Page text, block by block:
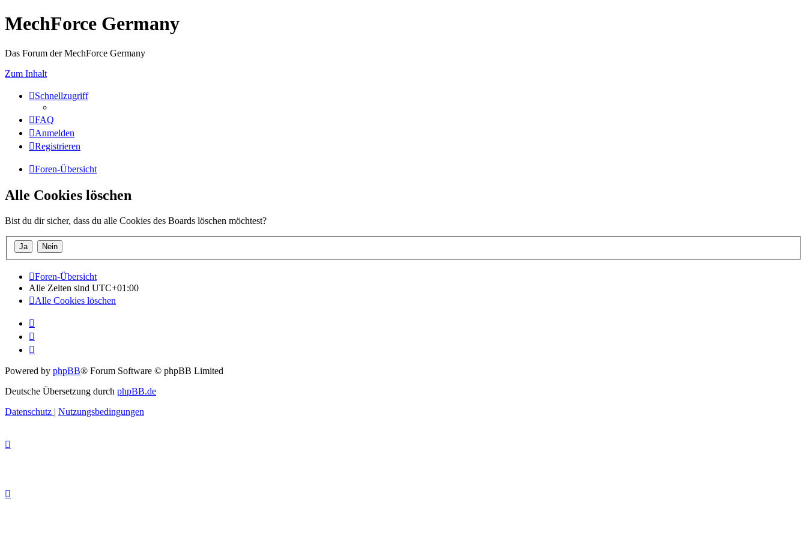
MechForce Germany
Das Forum der MechForce Germany
Zum Inhalt
Schnellzugriff
FAQ
Anmelden
Registrieren
Foren-Übersicht
Alle Cookies löschen
Bist du dir sicher, dass du alle Cookies des Boards löschen möchtest?
Foren-Übersicht
Alle Zeiten sind UTC+01:00
Alle Cookies löschen
Powered by phpBB® Forum Software © phpBB Limited
Deutsche Übersetzung durch phpBB.de
Datenschutz | Nutzungsbedingungen